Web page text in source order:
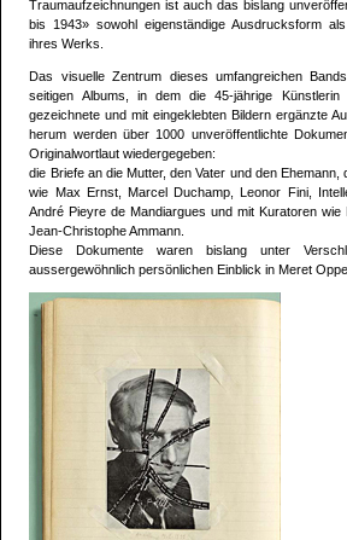
Traumaufzeichnungen ist auch das bislang
bis 1943» sowohl eigenständige Ausdrucksform
ihres Werks.
Das visuelle Zentrum dieses umfangreichen
seitigen Albums, in dem die 45-jährige
gezeichnete und mit eingeklebten Bildern ergänzte
herum werden über 1000 unveröffentlichte
Originalwortlaut wiedergegeben:
die Briefe an die Mutter, den Vater und den
wie Max Ernst, Marcel Duchamp, Leonor Fini,
André Pieyre de Mandiargues und mit Kuratoren
Jean-Christophe Ammann.
Diese Dokumente waren bislang unter
aussergewöhnlich persönlichen Einblick in Meret